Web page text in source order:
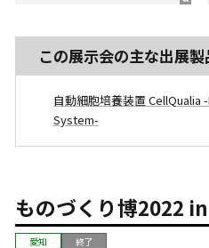
この展示会の主な出展
自動細胞培養装置
System-
ものづくり博2022
愛知 終了